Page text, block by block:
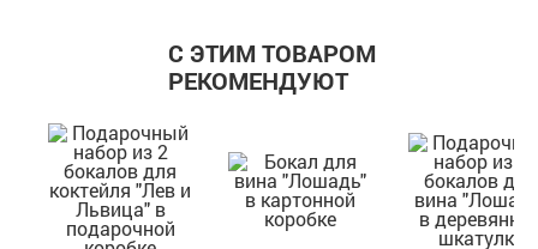
С ЭТИМ ТОВАРОМ
РЕКОМЕНДУЮТ